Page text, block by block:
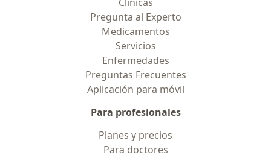
Pregunta al Experto
Medicamentos
Servicios
Enfermedades
Preguntas Frecuentes
Aplicación para móvil
Para profesionales
Planes y precios
Para doctores